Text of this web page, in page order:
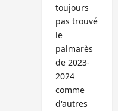
toujours
pas trouvé
le
palmarès
de 2023-
2024
comme
d'autres